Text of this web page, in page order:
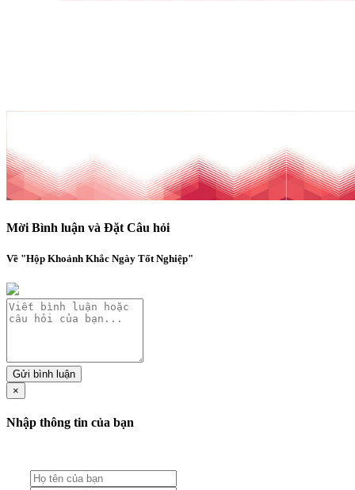
Mời Bình luận và Đặt Câu hỏi
Về "Hộp Khoảnh Khắc Ngày Tốt Nghiệp"
Gửi bình luận
×
Nhập thông tin của bạn